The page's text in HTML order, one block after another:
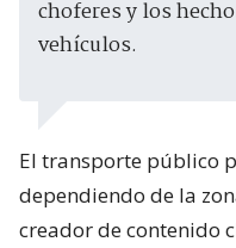
choferes y los
vehículos.
El transporte público
dependiendo de la
creador de contenido